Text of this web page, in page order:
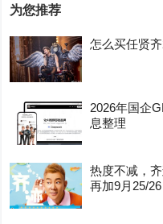
为您推荐
怎么买任贤
2026年国企
息整理
热度不减，
再加9月25/